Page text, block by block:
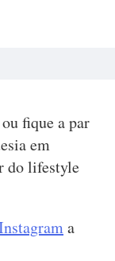
ou fique a par
em
do lifestyle
a